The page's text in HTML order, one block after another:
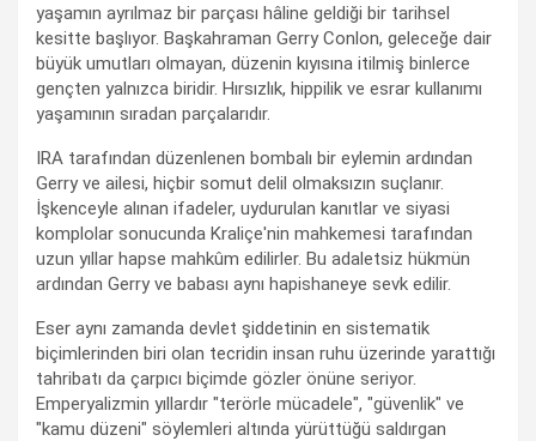
yaşamın ayrılmaz bir parçası hâline geldiği bir tarihsel
kesitte başlıyor. Başkahraman Gerry Conlon, geleceğe dair
büyük umutları olmayan, düzenin kıyısına itilmiş binlerce
gençten yalnızca biridir. Hırsızlık, hippilik ve esrar kullanımı
yaşamının sıradan parçalarıdır.
IRA tarafından düzenlenen bombalı bir eylemin ardından
Gerry ve ailesi, hiçbir somut delil olmaksızın suçlanır.
İşkenceyle alınan ifadeler, uydurulan kanıtlar ve siyasi
komplolar sonucunda Kraliçe'nin mahkemesi tarafından
uzun yıllar hapse mahkûm edilirler. Bu adaletsiz hükmün
ardından Gerry ve babası aynı hapishaneye sevk edilir.
Eser aynı zamanda devlet şiddetinin en sistematik
biçimlerinden biri olan tecridin insan ruhu üzerinde yarattığı
tahribatı da çarpıcı biçimde gözler önüne seriyor.
Emperyalizmin yıllardır "terörle mücadele", "güvenlik" ve
"kamu düzeni" söylemleri altında yürüttüğü saldırgan